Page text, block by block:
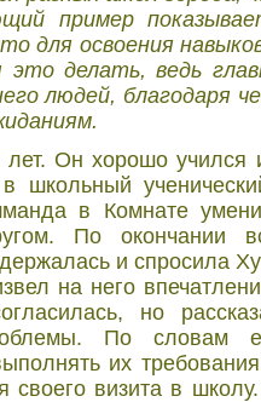
пример
для освоения
это делать, ведь
людей, благодаря
Он хорошо учился
школьный
в Комнате
По окончании
и спросила
на него
но
По словам
их
своего визита в